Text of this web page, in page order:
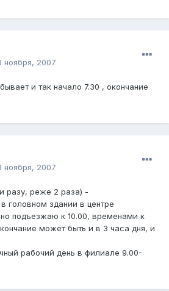
ноября, 2007
и так начало 7.30 , окончание
ноября, 2007
разу, реже 2 раза) -
головном здании в центре
подъезжаю к 10.00, временами к
может быть и в 3 часа дня, и
рабочий день в филиале 9.00-